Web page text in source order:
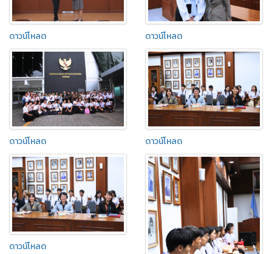
ดาวน์โหลด ดาวน์โหลด
ดาวน์โหลด ดาวน์โหลด
ดาวน์โหลด